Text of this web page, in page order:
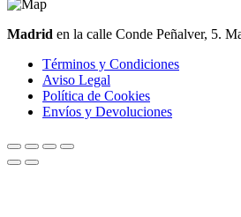
Madrid en la calle Conde Peñalver, 5.
Términos y Condiciones
Aviso Legal
Política de Cookies
Envíos y Devoluciones